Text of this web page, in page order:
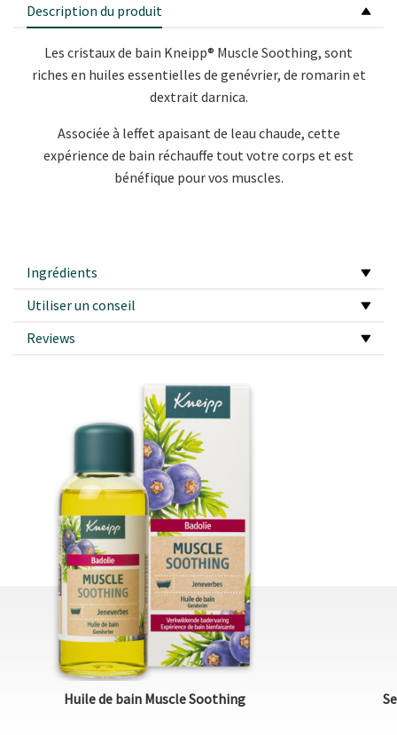
Description du produit
Les cristaux de bain Kneipp® Muscle Soothing, sont
riches en huiles essentielles de genévrier, de romarin et
dextrait darnica.
Associée à leffet apaisant de leau chaude, cette
expérience de bain réchauffe tout votre corps et est
bénéfique pour vos muscles.
Ingrédients
Utiliser un conseil
Reviews
Huile de bain Muscle Soothing